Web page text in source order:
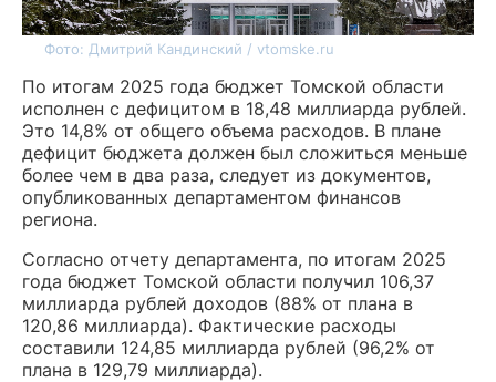
Фото: Дмитрий Кандинский / vtomske.ru
По итогам 2025 года бюджет Томской области
исполнен с дефицитом в 18,48 миллиарда рублей.
Это 14,8% от общего объема расходов. В плане
дефицит бюджета должен был сложиться меньше
более чем в два раза, следует из документов,
опубликованных департаментом финансов
региона.
Согласно отчету департамента, по итогам 2025
года бюджет Томской области получил 106,37
миллиарда рублей доходов (88% от плана в
120,86 миллиарда). Фактические расходы
составили 124,85 миллиарда рублей (96,2% от
плана в 129,79 миллиарда).